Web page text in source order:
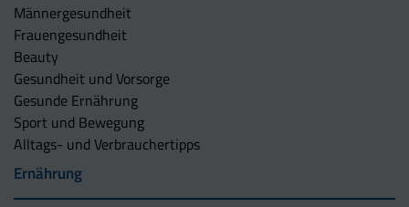
Männergesundheit
Frauengesundheit
Beauty
Gesundheit und Vorsorge
Gesunde Ernährung
Sport und Bewegung
Alltags- und Verbrauchertipps
Ernährung